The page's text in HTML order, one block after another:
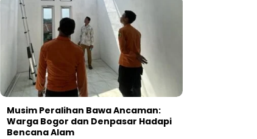
Musim Peralihan Bawa Ancaman:
Warga Bogor dan Denpasar Hadapi
Bencana Alam